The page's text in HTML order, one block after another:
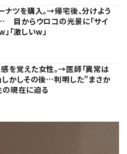
ナツを購入。→帰宅後、分けよう
目からウロコの光景に「サイ
「激しいw」
を覚えた女性。→医師「異常は
しかしその後…判明した”まさか
の現在に迫る